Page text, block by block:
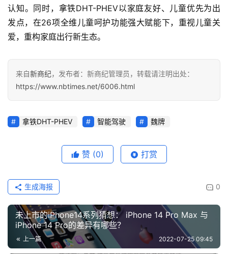
认知。同时，拿铁DHT-PHEV以家庭友好、儿童优先为出
发点，在26项全维儿童呵护功能强大赋能下，重视儿童关
爱，重构家庭出行新生态。
来自新商纪，发布者：新商纪管理员，转载请注明出处：
https://www.nbtimes.net/6006.html
拿铁DHT-PHEV 智能驾驶 魏牌
赞 (0) 打赏
0
生成海报
未上市的iPhone14系列猜想： iPhone 14 Pro Max 与
iPhone 14 Pro的差异有哪些？
上一篇 2022-07-25 09:45